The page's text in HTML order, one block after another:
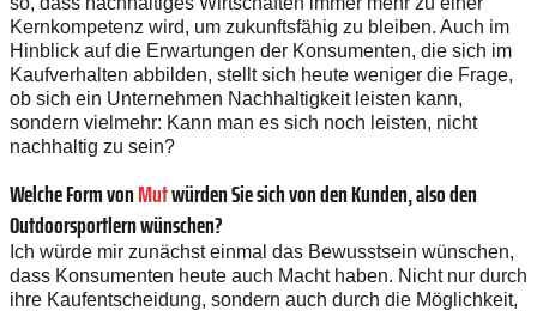
Kernkompetenz wird, um zukunftsfähig zu bleiben. Auch im
Hinblick auf die Erwartungen der Konsumenten, die sich im
Kaufverhalten abbilden, stellt sich heute weniger die Frage,
ob sich ein Unternehmen Nachhaltigkeit leisten kann,
sondern vielmehr: Kann man es sich noch leisten, nicht
nachhaltig zu sein?
Welche Form vonMutwürden Sie sich von den Kunden, also den
Outdoorsportlern wünschen?
Ich würde mir zunächst einmal das Bewusstsein wünschen,
dass Konsumenten heute auch Macht haben. Nicht nur durch
ihre Kaufentscheidung, sondern auch durch die Möglichkeit,